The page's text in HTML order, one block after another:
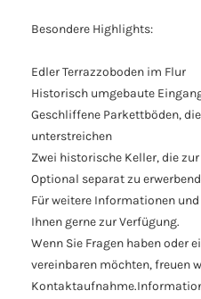
Besondere Highlights:
Edler Terrazzoboden im Flur
Historisch umgebaute
Geschliffene Parkettböden,
unterstreichen
Zwei historische Keller, die
Optional separat zu
Für weitere Informationen
Ihnen gerne zur Verfügung.
Wenn Sie Fragen haben oder
vereinbaren möchten, freuen